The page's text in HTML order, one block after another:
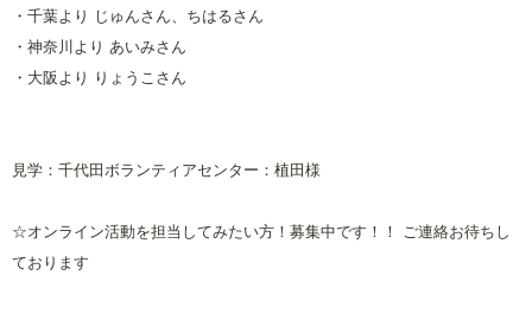
・千葉より じゅんさん、ちはるさん
・神奈川より あいみさん
・大阪より りょうこさん
見学：千代田ボランティアセンター：植田様
☆オンライン活動を担当してみたい方！募集中です！！ ご連絡お待ちし
ております